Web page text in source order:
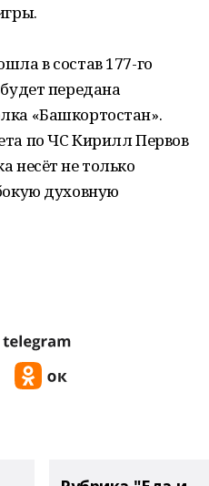
в состав 177-го
передана
«Башкортостан».
по ЧС Кирилл Первов
несёт не только
духовную